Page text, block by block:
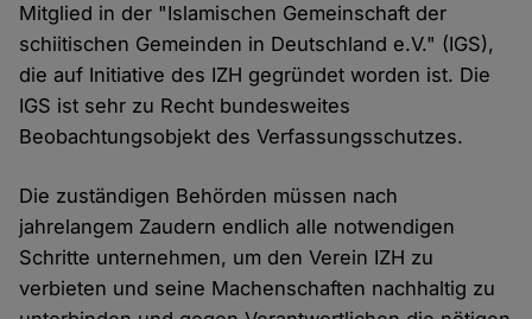
Mitglied in der "Islamischen Gemeinschaft der
schiitischen Gemeinden in Deutschland e.V." (IGS),
die auf Initiative des IZH gegründet worden ist. Die
IGS ist sehr zu Recht bundesweites
Beobachtungsobjekt des Verfassungsschutzes.
Die zuständigen Behörden müssen nach
jahrelangem Zaudern endlich alle notwendigen
Schritte unternehmen, um den Verein IZH zu
verbieten und seine Machenschaften nachhaltig zu